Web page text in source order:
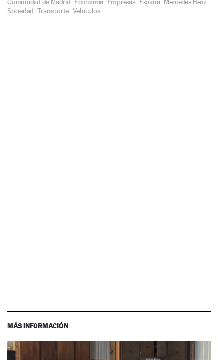
Comunidad de Madrid · Economía · Empresas· España· Mercedes Benz·
Sociedad ·Transporte ·Vehículos
MÁS INFORMACIÓN